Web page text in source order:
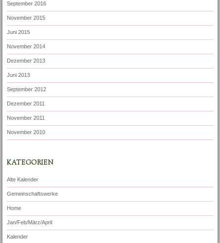
September 2016
November 2015
Juni 2015
November 2014
Dezember 2013
Juni 2013
September 2012
Dezember 2011
November 2011
November 2010
KATEGORIEN
Alte Kalender
Gemeinschaftswerke
Home
Jan/Feb/März/April
Kalender